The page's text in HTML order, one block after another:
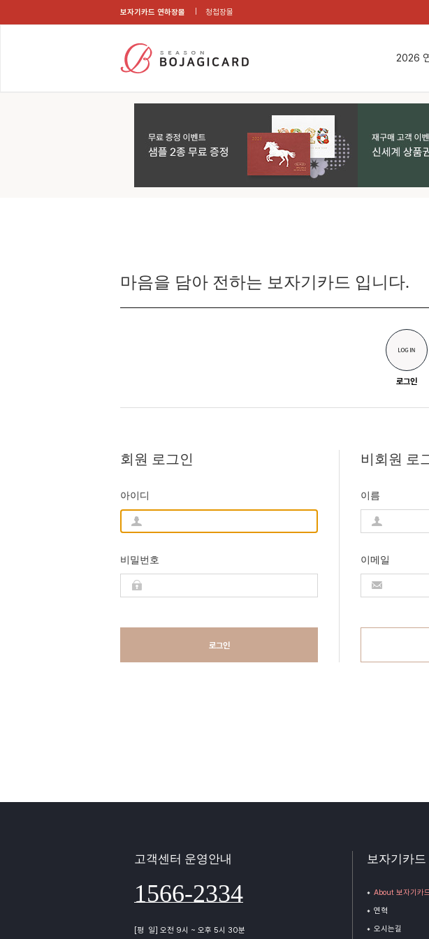
보자기카드 연하장몰 청첩장몰
2026
마음을 담아 전하는 보자기카드 입니다.
로그인
회원 로그인
아이디
비밀번호
로그인
비회원 로
이름
이메일
고객센터 운영안내
1566-2334
[평 일] 오전 9시 ~ 오후 5시 30분
보자기카드
About 보자기카
연혁
오시는길